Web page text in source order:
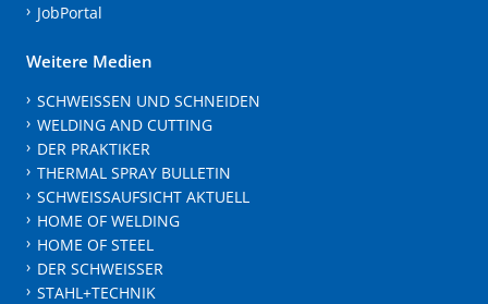
JobPortal
Weitere Medien
SCHWEISSEN UND SCHNEIDEN
WELDING AND CUTTING
DER PRAKTIKER
THERMAL SPRAY BULLETIN
SCHWEISSAUFSICHT AKTUELL
HOME OF WELDING
HOME OF STEEL
DER SCHWEISSER
STAHL+TECHNIK